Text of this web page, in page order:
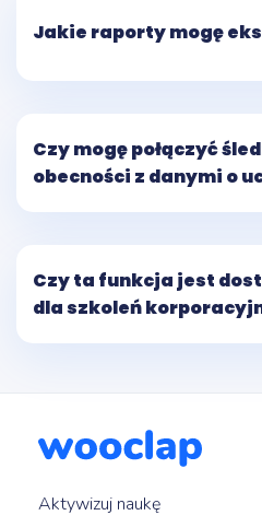
Jakie raporty mogę
Czy mogę połączyć
obecności z danymi o
Czy ta funkcja jest
dla szkoleń
Aktywizuj naukę